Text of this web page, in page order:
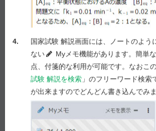
4.
国家試験 解説画面には、ノートのよう
ない
Myメモ機能があります。簡単
点、付箋的な利用が可能です。なおこ
試験 解説を検索 」のフリーワード検索
が出来ますのでどんどん書き込んでみ
験では見つけられなかったニュー
の発症を見出すことができた。
２ 治験とは異なり、PMSにおいて
性肺疾患）の発現率が高くなった
象患者に喫煙者が多かったことが
る。